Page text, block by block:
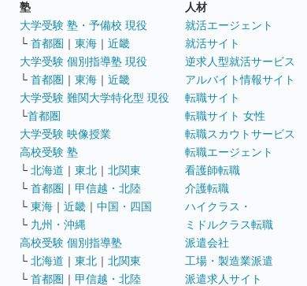
塾
大学受験 塾・予備校 現役
└ 首都圏 ｜ 東海 ｜ 近畿
大学受験 個別指導塾 現役
└ 首都圏 ｜ 東海 ｜ 近畿
大学受験 難関大学特化型 現役
└首都圏
大学受験 映像授業
高校受験 塾
└ 北海道 ｜ 東北 ｜ 北関東
└ 首都圏 ｜ 甲信越・北陸
└ 東海 ｜ 近畿 ｜ 中国・四国
└ 九州・沖縄
高校受験 個別指導塾
└ 北海道 ｜ 東北 ｜ 北関東
└ 首都圏 ｜ 甲信越・北陸
人材
就活エージェント
就活サイト
逆求人型就活サービス
アルバイト情報サイト
転職サイト
転職サイト 女性
転職スカウトサービス
転職エージェント
看護師転職
介護転職
ハイクラス・
ミドルクラス転職
派遣会社
工場・製造業派遣
派遣求人サイト